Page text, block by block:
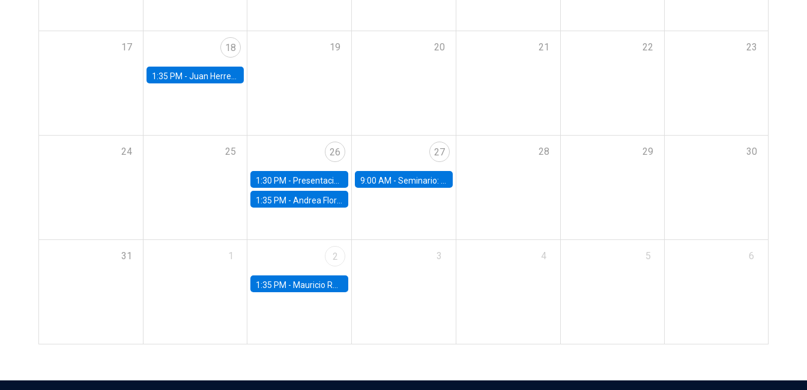
17 18
1:35 PM - Juan Herreño, UC San Diego
19 20 21 22 23
24 25 26
1:30 PM - Presentación del IPoM en la Facultad de Economía y Administración UC
1:35 PM -Andrea Flores, FGV - Brasil
27
9:00 AM -Seminario: "Un futuro compartido: La urgencia de actuar contra el cambio climático"
28 29 30
31 1 2
1:35 PM - Mauricio Romero, ITAM
3 4 5 6